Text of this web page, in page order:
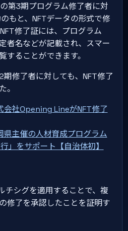
第3期プログラム修了者に対
もと、NFTデータの形式で修
修了証には、プログラム
者名などが記載され、スマー
することができます。
修了者に対しても、NFT修了
。
会社Opening LineがNFT修了
主催の人材育成プログラム
」をサポート【自治体初】
チシグを適用することで、複
修了を承認したことを証明す